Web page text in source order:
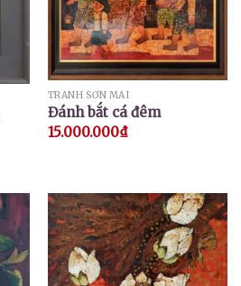
TRANH SƠN MÀI
Đánh bắt cá đêm
15.000.000₫